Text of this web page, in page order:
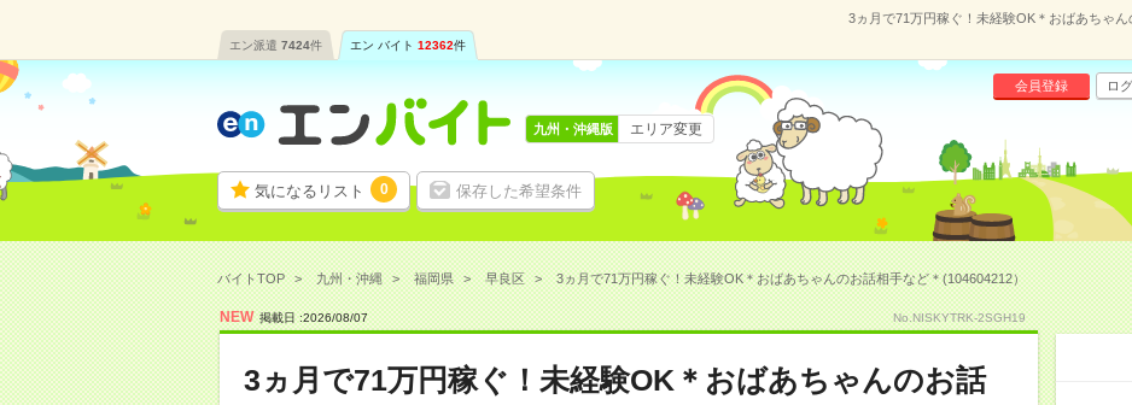
3ヵ月で71万円稼ぐ！未経験OK＊おばあちゃ
エン派遣 7424件 エン バイト 12362件
気になるリスト 0 保存した希望条件
会員登録 ロ
九州・沖縄版 エリア変更
バイトTOP 九州・沖縄 福岡県 早良区 3ヵ月で71万円稼ぐ！未経験OK＊おばあちゃんのお話相手など＊(104604212）
NEW 掲載日 :2026/08/07 No.NISKYTRK-2SGH19
3ヵ月で71万円稼ぐ！未経験OK＊おばあちゃんのお話